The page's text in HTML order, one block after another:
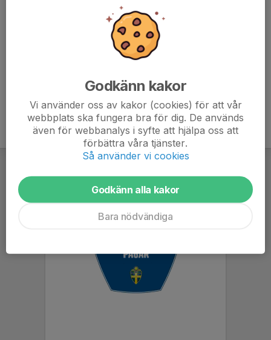
Godkänn kakor
Vi använder oss av kakor (cookies) för att vår
webbplats ska fungera bra för dig. De används
även för webbanalys i syfte att hjälpa oss att
förbättra våra tjänster.
Så använder vi cookies
Godkänn alla kakor
Bara nödvändiga